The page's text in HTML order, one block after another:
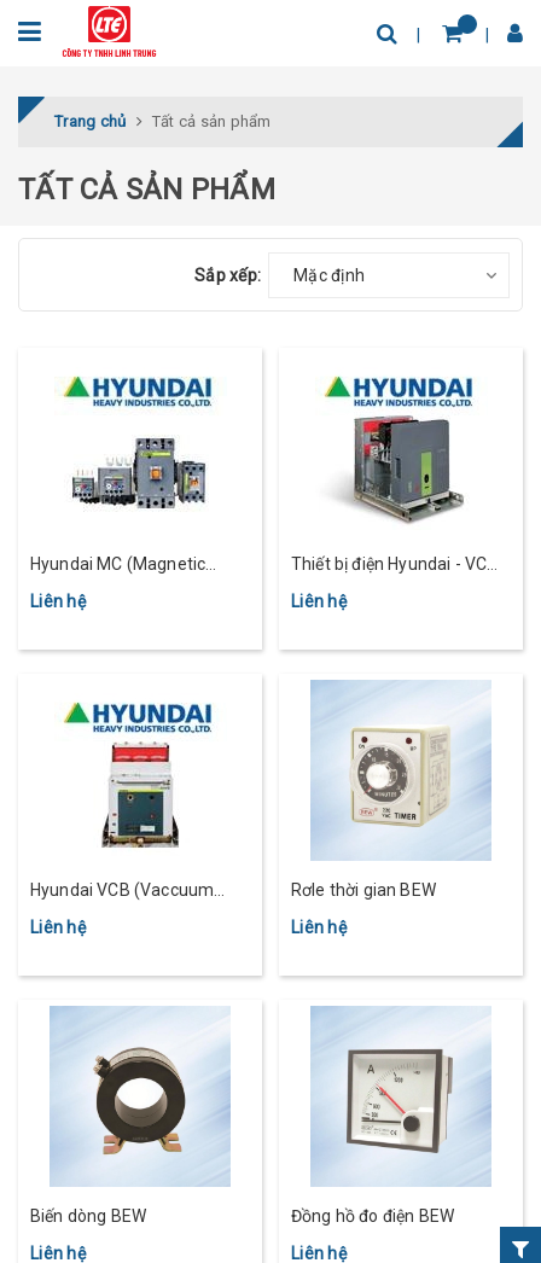
Trang chủ Tất cả sản phẩm
TẤT CẢ SẢN PHẨM
Sắp xếp: Mặc định
Hyundai MC (Magnetic
Contactor) - Công tắc từ
Hyundai
Liên hệ
Thiết bị điện Hyundai - VC
Hyundai (Vaccuum
Contactor)
Liên hệ
Hyundai VCB (Vaccuum
Circuit Breaker) - Máy cắt
chân không Hyundai
Liên hệ
Rơle thời gian BEW
Liên hệ
Biến dòng BEW
Liên hệ
Đồng hồ đo điện BEW
Liên hệ